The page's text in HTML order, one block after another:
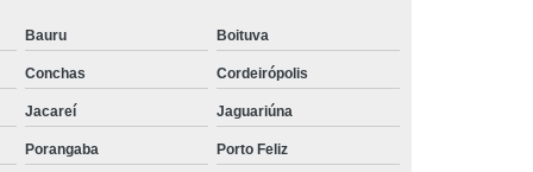
Social
Tratamentos para Medo
Tratamento para Insônia
Tratamento para Insônia e Ansiedade
Tratamento para Insônia Grave
Bauru Boituva
Conchas Cordeirópolis
Jacareí Jaguariúna
Porangaba Porto Feliz